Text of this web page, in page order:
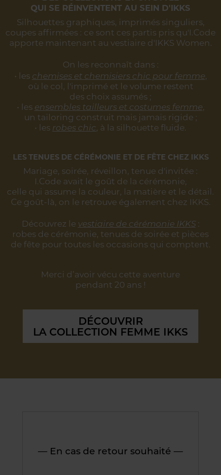
QUI SE RÉINVENTENT AU SEIN D'IKKS
Silhouettes graphiques, imprimés singuliers,
coupes affirmées : ce sont ces partis pris qu'I.Code
apporte maintenant au vestiaire d'IKKS Women.
On les reconnaît dans :
• les chemises et chemisiers chic pour femme,
où le col, l'imprimé et le volume restent
des choix assumés ;
• les ensembles tailleurs et costumes femme,
un tailoring construit mais jamais rigide ;
• les robes chic, à la silhouette fluide.
LES TENUES DE CÉRÉMONIE ET DE FÊTE CHEZ IKKS
Mariage, soirée, réveillon, tenue d'invitée :
I.Code avait le goût de la cérémonie,
celle qui assume la couleur, la matière et le détail.
Ce goût-là, on le retrouve également chez IKKS.
Découvrez le vestiaire de cérémonie IKKS:
robes de cérémonie, tenues de soirée et pièces
de fête pour toutes les occasions qui comptent.
Merci d’avoir vécu cette aventure
pendant 20 ans !
DÉCOUVRIR
LA COLLECTION FEMME IKKS
— En cas de retour souhaité —